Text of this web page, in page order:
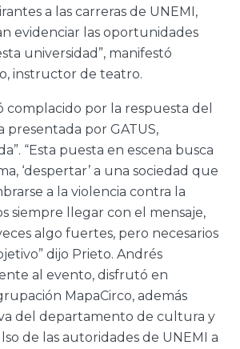
a las carreras de UNEMI,
evidenciar las oportunidades
universidad”, manifestó
instructor de teatro.
complacido por la respuesta del
presentada por GATUS,
“Esta puesta en escena busca
‘despertar’ a una sociedad que
a la violencia contra la
siempre llegar con el mensaje,
algo fuertes, pero necesarios
dijo Prieto. Andrés
al evento, disfrutó en
MapaCirco, además
del departamento de cultura y
de las autoridades de UNEMI a